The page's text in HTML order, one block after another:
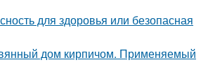
для здоровья или безопасная
дом кирпичом. Применяемый